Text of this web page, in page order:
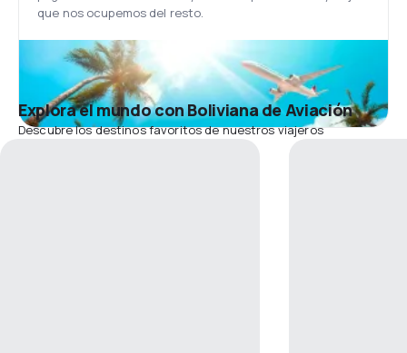
que nos ocupemos del resto.
Explora el mundo con Boliviana de Aviación
Descubre los destinos favoritos de nuestros viajeros